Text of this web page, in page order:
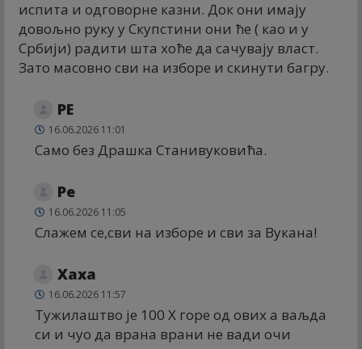
испита и одговорне казни. Док они имају
довољно руку у Скупстини они ће ( као и у
Србији) радити шта хоће да сачувају власт.
Зато масовно сви на изборе и скинути багру.
РЕ
16.06.2026 11:01
Само без Драшка Станивуковића.
Ре
16.06.2026 11:05
Слажем се,сви на изборе и сви за Вукана!
Хаха
16.06.2026 11:57
Тужилаштво је 100 X горе од ових а ваљда
си и чуо да врана врани не вади очи